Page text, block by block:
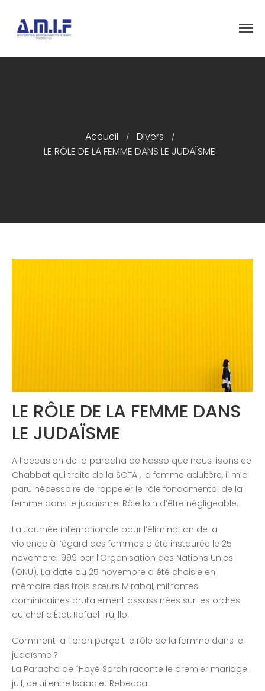
Accueil
Adhésion/Dons
Contactez-nous
Accueil / Divers /
LE RÔLE DE LA FEMME DANS LE JUDAÏSME
LE RÔLE DE LA FEMME DANS
LE JUDAÏSME
A l’occasion de la paracha de Nasso que nous lisons ce
Chabbat qui traite de la SOTA , la femme adultère, il m’a
paru nécessaire de rappeler le rôle fondamental de la
femme dans le judaïsme. Rôle loin d’être négligeable.
La Journée internationale pour l’élimination de la
violence à l’égard des femmes a été instaurée le 25
novembre 1999 par l’Organisation des Nations Unies
(ONU). La date du 25 novembre a été choisie en
mémoire des trois sœurs Mirabal, militantes
dominicaines brutalement assassinées sur les ordres
du chef d’État, Rafael Trujillo.
Comment la Torah perçoit le rôle de la femme dans le
judaïsme ?
La Paracha de ´Hayé Sarah raconte le premier mariage
juif, celui entre Isaac et Rebecca.